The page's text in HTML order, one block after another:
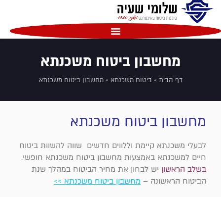
שִׂים
בְּאֲתָר
זֶה
הַמְּסַיַּעַת
הָאֲתָר.
מחשבון ביטוח משכנתא
דף הבית »ביטוח משכנתא »מחשבון ביטוח משכנתא
מחשבון ביטוח משכנתא
לבעלי משכנתא קיימת וללווים חדשים שווה להשוות ביטוח
חיים למשכנתא באמצעות מחשבון ביטוח משכנתא חופשי.
בשלב הראשון יש לבחון את מחיר הביטוח במהלך שנת
הביטוח הראשונה – מחשבון ביטוח משכנתא >>